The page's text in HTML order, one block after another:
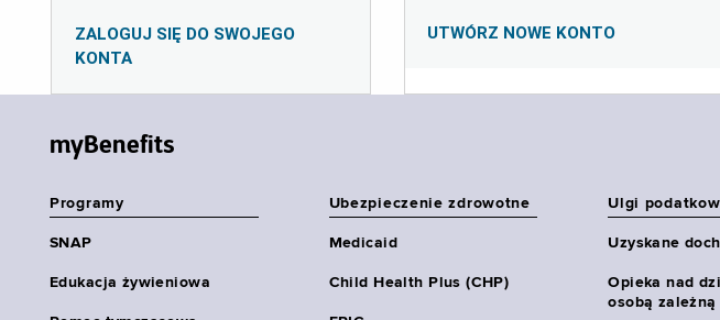
ZALOGUJ SIĘ DO SWOJEGO
KONTA
UTWÓRZ NOWE KONTO
myBenefits
Programy
SNAP
Edukacja żywieniowa
Ubezpieczenie zdrowotne
Medicaid
Child Health Plus (CHP)
Ulgi
Uzyskane
Opieka nad
osobą zależną